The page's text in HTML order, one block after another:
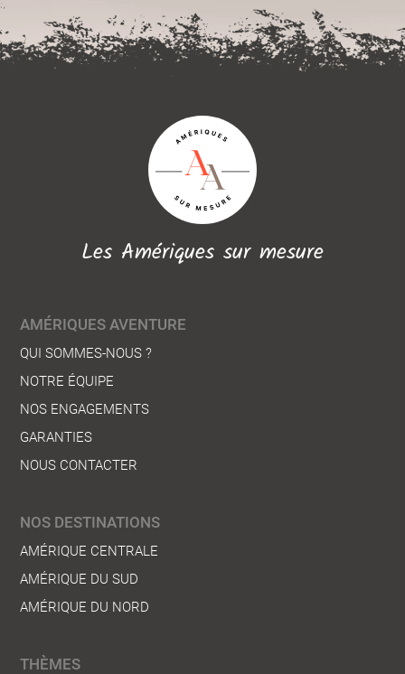
Les Amériques sur mesure
AMÉRIQUES AVENTURE
QUI SOMMES-NOUS ?
NOTRE ÉQUIPE
NOS ENGAGEMENTS
GARANTIES
NOUS CONTACTER
NOS DESTINATIONS
AMÉRIQUE CENTRALE
AMÉRIQUE DU SUD
AMÉRIQUE DU NORD
THÈMES